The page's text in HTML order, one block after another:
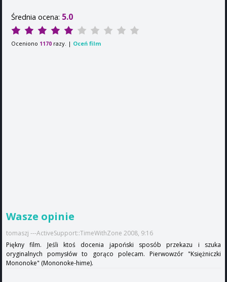
Średnia ocena: 5.0
Oceniono 1170 razy. | Oceń film
Wasze opinie
tomaszj ---ActiveSupport::TimeWithZone 2008, 9:16
Piękny film. Jeśli ktoś docenia japoński sposób przekazu i szuka
oryginalnych pomysłów to gorąco polecam. Pierwowzór "Księżniczki
Mononoke" (Mononoke-hime).